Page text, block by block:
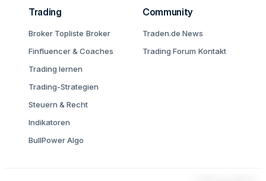
Trading
Broker Topliste Broker
Finfluencer & Coaches
Trading lernen
Trading-Strategien
Steuern & Recht
Indikatoren
BullPower Algo
Community
Traden.de News
Trading Forum Kontakt